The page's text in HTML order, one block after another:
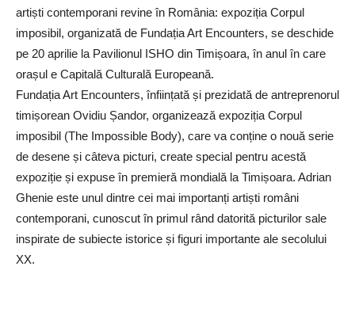
artiști contemporani revine în România: expoziția Corpul
imposibil, organizată de Fundația Art Encounters, se deschide
pe 20 aprilie la Pavilionul ISHO din Timișoara, în anul în care
orașul e Capitală Culturală Europeană.
Fundația Art Encounters, înființată și prezidată de antreprenorul
timișorean Ovidiu Șandor, organizează expoziția Corpul
imposibil (The Impossible Body), care va conține o nouă serie
de desene și câteva picturi, create special pentru acestă
expoziție și expuse în premieră mondială la Timișoara. Adrian
Ghenie este unul dintre cei mai importanți artiști români
contemporani, cunoscut în primul rând datorită picturilor sale
inspirate de subiecte istorice și figuri importante ale secolului
XX.